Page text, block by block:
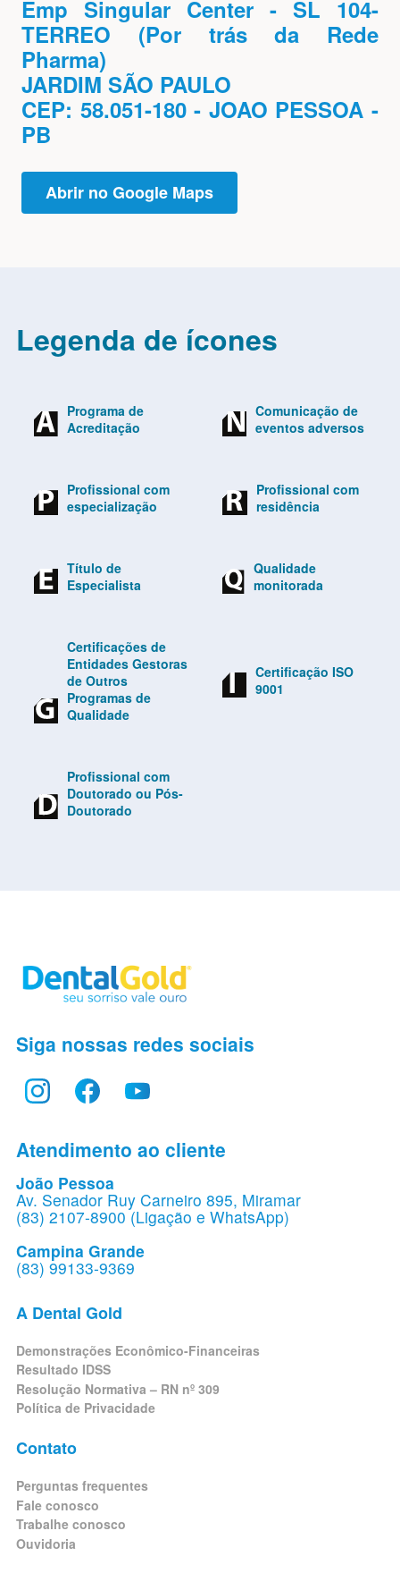
Emp Singular Center - SL 104-
TERREO (Por trás da Rede
Pharma)
JARDIM SÃO PAULO
CEP: 58.051-180 - JOAO PESSOA -
PB
Abrir no Google Maps
Legenda de ícones
Programa de
Acreditação
Comunicação de
eventos adversos
Profissional com
especialização
Profissional com
residência
Título de
Especialista
Qualidade
monitorada
Certificações de
Entidades Gestoras
de Outros
Programas de
Qualidade
Certificação ISO
9001
Profissional com
Doutorado ou Pós-
Doutorado
Siga nossas redes sociais
Atendimento ao cliente
João Pessoa
Av. Senador Ruy Carneiro 895, Miramar
(83) 2107-8900 (Ligação e WhatsApp)
Campina Grande
(83) 99133-9369
A Dental Gold
Demonstrações Econômico-Financeiras
Resultado IDSS
Resolução Normativa – RN nº 309
Política de Privacidade
Contato
Perguntas frequentes
Fale conosco
Trabalhe conosco
Ouvidoria